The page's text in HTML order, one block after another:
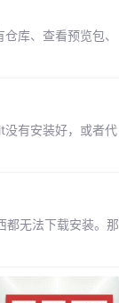
库、查看预览包、
有安装好，或者代
都无法下载安装。那